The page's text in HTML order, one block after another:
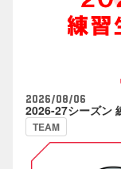
2026/08/06
2026-27シーズン
TEAM